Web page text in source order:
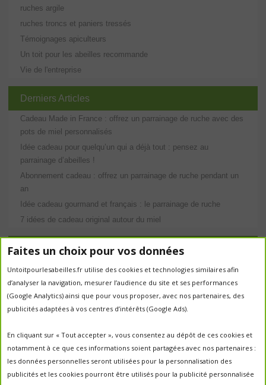
Faites un choix pour vos données
Untoitpourlesabeilles.fr utilise des cookies et technologies similaires afin
d’analyser la navigation, mesurer l’audience du site et ses performances
(Google Analytics) ainsi que pour vous proposer, avec nos partenaires, des
publicités adaptées à vos centres d’intérêts (Google Ads).
En cliquant sur « Tout accepter », vous consentez au dépôt de ces cookies et
notamment à ce que ces informations soient partagées avec nos partenaires :
les données personnelles seront utilisées pour la personnalisation des
publicités et les cookies pourront être utilisés pour la publicité personnalisée
ruches argile
ruches troncs et paniers tressés
Témoignages apiculteurs
Un toit pour les abeilles recommande
Vie de l'entreprise
Derniers Articles
Cadeau Made in France : offrez un parrainage de ruche avec des
pots de miel personnalisés
Idée cadeau pour quelqu’un qui a déjà tout : pensez au
parrainage d’abeilles !
Abonnement cadeau : offrez un parrainage de ruche pendant un
an
Idée cadeau gourmand et français : le parrainage de ruche
7 idées de cadeau original autour du miel
Étiquettes
abeille abeilles
apiculteur apiculteurs apiculture apiculture
autrefois biodiversité Chantal Jacquot et Yves Robert
essaimage essaim sauvage fleurs la vie de la
ruche Maroc miel miel; production;abeilles
miel
français
parrainage de ruche
parrainer une ruche pesticides